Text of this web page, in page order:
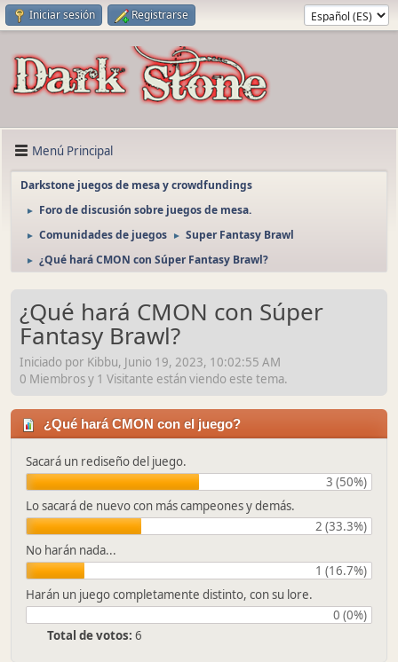
Iniciar sesión Registrarse
Menú Principal
Darkstone juegos de mesa y crowdfundings
► Foro de discusión sobre juegos de mesa.
► Comunidades de juegos ► Super Fantasy Brawl
► ¿Qué hará CMON con Súper Fantasy Brawl?
¿Qué hará CMON con Súper
Fantasy Brawl?
Iniciado por Kibbu, Junio 19, 2023, 10:02:55 AM
0 Miembros y 1 Visitante están viendo este tema.
¿Qué hará CMON con el juego?
Sacará un rediseño del juego.
3 (50%)
Lo sacará de nuevo con más campeones y demás.
2 (33.3%)
No harán nada...
1 (16.7%)
Harán un juego completamente distinto, con su lore.
0 (0%)
Total de votos: 6